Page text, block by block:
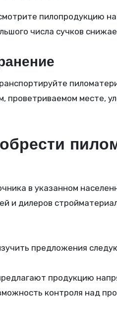
пилопродукцию
числа сучков
проветриваемом месте,
в указанном
и дилеров
предложения
продукцию
контроля над